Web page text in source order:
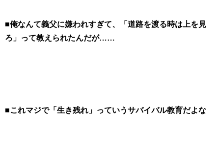
■俺なんて義父に嫌われすぎて、「道路を渡る時は上を見
ろ」って教えられたんだが……
■これマジで「生き残れ」っていうサバイバル教育だよな